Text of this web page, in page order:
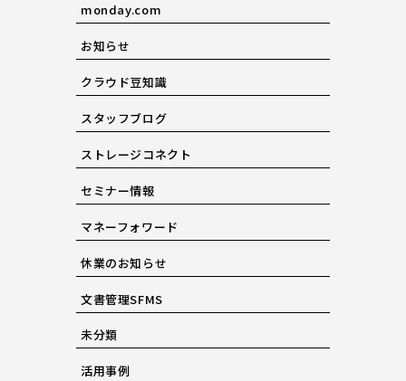
monday.com
お知らせ
クラウド豆知識
スタッフブログ
ストレージコネクト
セミナー情報
マネーフォワード
休業のお知らせ
文書管理SFMS
未分類
活用事例